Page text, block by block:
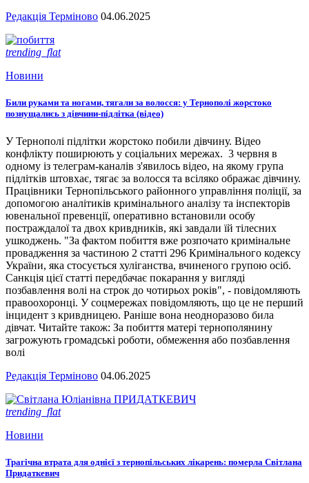
Редакція Терміново 04.06.2025
trending_flat
Новини
Били руками та ногами, тягали за волосся: у Тернополі жорстоко
познущались з дівчини-підлітка (відео)
У Тернополі підлітки жорстоко побили дівчину. Відео
конфлікту поширюють у соціальних мережах. 3 червня в
одному із телеграм-каналів з'явилось відео, на якому група
підлітків штовхає, тягає за волосся та всіляко ображає дівчину.
Працівники Тернопільського районного управління поліції, за
допомогою аналітиків кримінального аналізу та інспекторів
ювенальної превенції, оперативно встановили особу
постраждалої та двох кривдників, які завдали їй тілесних
ушкоджень. "За фактом побиття вже розпочато кримінальне
провадження за частиною 2 статті 296 Кримінального кодексу
України, яка стосується хуліганства, вчиненого групою осіб.
Санкція цієї статті передбачає покарання у вигляді
позбавлення волі на строк до чотирьох років", - повідомляють
правоохоронці. У соцмережах повідомляють, що це не перший
інцидент з кривдницею. Раніше вона неодноразово била
дівчат. Читайте також: За побиття матері тернополянину
загрожують громадські роботи, обмеження або позбавлення
волі
Редакція Терміново 04.06.2025
trending_flat
Новини
Трагічна втрата для однієї з тернопільських лікарень: померла Світлана
Придаткевич